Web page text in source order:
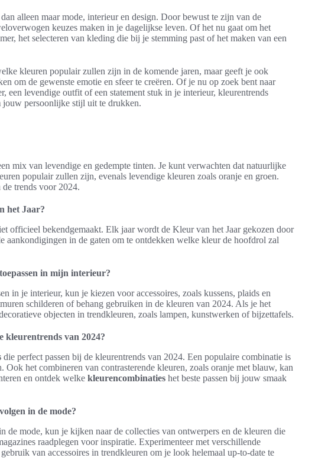
alleen maar mode, interieur en design. Door bewust te zijn van de
keuzes maken in je dagelijkse leven. Of het nu gaat om het
het selecteren van kleding die bij je stemming past of het maken van een
kleuren populair zullen zijn in de komende jaren, maar geeft je ook
om de gewenste emotie en sfeer te creëren. Of je nu op zoek bent naar
een levendige outfit of een statement stuk in je interieur, kleurentrends
persoonlijke stijl uit te drukken.
mix van levendige en gedempte tinten. Je kunt verwachten dat natuurlijke
populair zullen zijn, evenals levendige kleuren zoals oranje en groen.
trends voor 2024.
het Jaar?
officieel bekendgemaakt. Elk jaar wordt de Kleur van het Jaar gekozen door
aankondigingen in de gaten om te ontdekken welke kleur de hoofdrol zal
in mijn interieur?
in je interieur, kun je kiezen voor accessoires, zoals kussens, plaids en
schilderen of behang gebruiken in de kleuren van 2024. Als je het
objecten in trendkleuren, zoals lampen, kunstwerken of bijzettafels.
kleurentrends van 2024?
die perfect passen bij de kleurentrends van 2024. Een populaire combinatie is
Ook het combineren van contrasterende kleuren, zoals oranje met blauw, kan
en ontdek welke kleurencombinaties het beste passen bij jouw smaak
in de mode?
de mode, kun je kijken naar de collecties van ontwerpers en de kleuren die
raadplegen voor inspiratie. Experimenteer met verschillende
van accessoires in trendkleuren om je look helemaal up-to-date te